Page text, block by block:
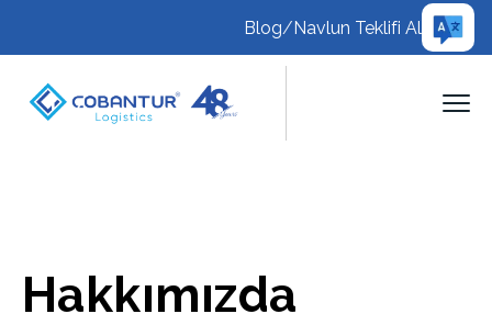
Blog/Navlun Teklifi Al
Hakkımızda